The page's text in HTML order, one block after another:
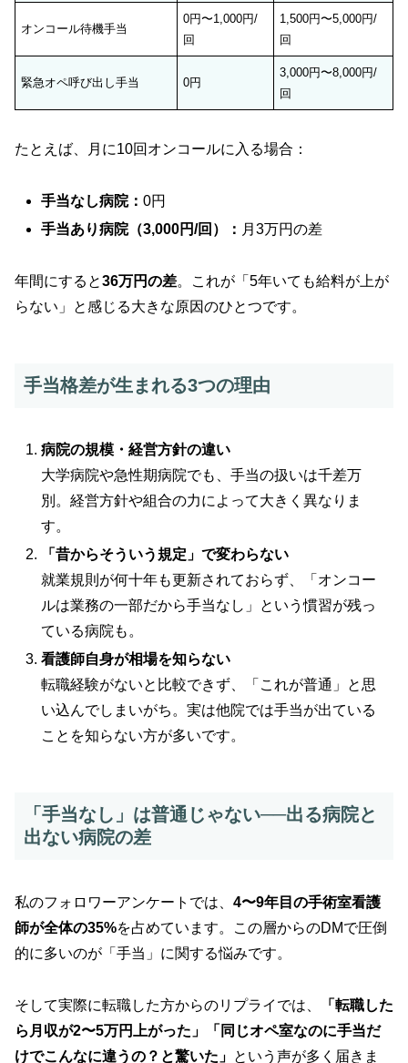
オンコール待機手当
0円〜1,000円/
回
1,500円〜5,000円/
回
緊急オペ呼び出し手当 0円
3,000円〜8,000円/
回
たとえば、月に10回オンコールに入る場合：
手当なし病院：0円
手当あり病院（3,000円/回）： 月3万円の差
年間にすると36万円の差。これが「5年いても給料が上が
らない」と感じる大きな原因のひとつです。
手当格差が生まれる3つの理由
病院の規模・経営方針の違い
大学病院や急性期病院でも、手当の扱いは千差万
別。経営方針や組合の力によって大きく異なりま
す。
「昔からそういう規定」で変わらない
就業規則が何十年も更新されておらず、「オンコー
ルは業務の一部だから手当なし」という慣習が残っ
ている病院も。
看護師自身が相場を知らない
転職経験がないと比較できず、「これが普通」と思
い込んでしまいがち。実は他院では手当が出ている
ことを知らない方が多いです。
「手当なし」は普通じゃない──出る病院と
出ない病院の差
私のフォロワーアンケートでは、 4〜9年目の手術室看護
師が全体の35%を占めています。この層からのDMで圧倒
的に多いのが「手当」に関する悩みです。
そして実際に転職した方からのリプライでは、
「転職した
ら月収が2〜5万円上がった」「同じオペ室なのに手当だ
けでこんなに違うの？と驚いた」 という声が多く届きま